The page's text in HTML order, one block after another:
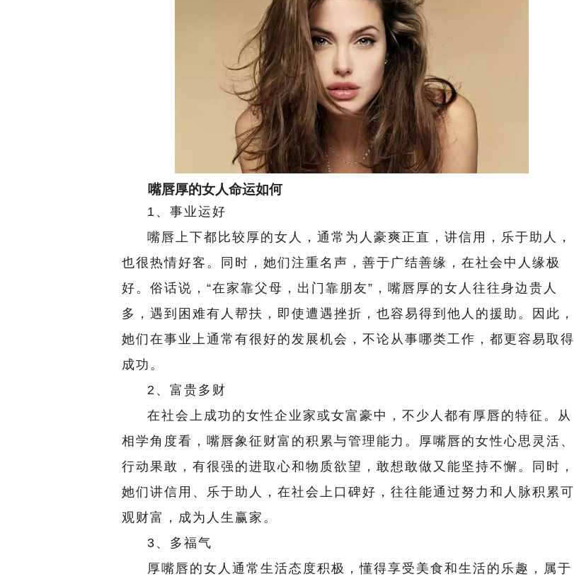
嘴唇厚的女人命运如何
1、事业运好
嘴唇上下都比较厚的女人，通常为人豪爽正直，讲信用，乐于助人，
也很热情好客。同时，她们注重名声，善于广结善缘，在社会中人缘极
好。俗话说，“在家靠父母，出门靠朋友”，嘴唇厚的女人往往身边贵人
多，遇到困难有人帮扶，即使遭遇挫折，也容易得到他人的援助。因此，
她们在事业上通常有很好的发展机会，不论从事哪类工作，都更容易取得
成功。
2、富贵多财
在社会上成功的女性企业家或女富豪中，不少人都有厚唇的特征。从
相学角度看，嘴唇象征财富的积累与管理能力。厚嘴唇的女性心思灵活、
行动果敢，有很强的进取心和物质欲望，敢想敢做又能坚持不懈。同时，
她们讲信用、乐于助人，在社会上口碑好，往往能通过努力和人脉积累可
观财富，成为人生赢家。
3、多福气
厚嘴唇的女人通常生活态度积极，懂得享受美食和生活的乐趣，属于